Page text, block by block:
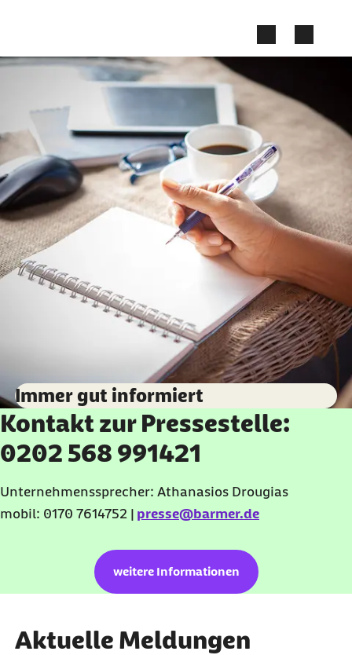
Immer gut informiert
Kontakt zur Pressestelle:
0202 568 991421
Unternehmenssprecher: Athanasios Drougias
mobil: 0170 7614752 | presse@barmer.de
weitere Informationen
Aktuelle Meldungen